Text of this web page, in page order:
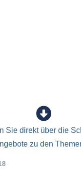
Sie direkt über die
zu den